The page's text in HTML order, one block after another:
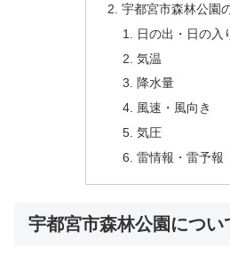
宇都宮市森林公園
日の出・日の入
気温
降水量
風速・風向き
気圧
雷情報・雷予報
宇都宮市森林公園につい